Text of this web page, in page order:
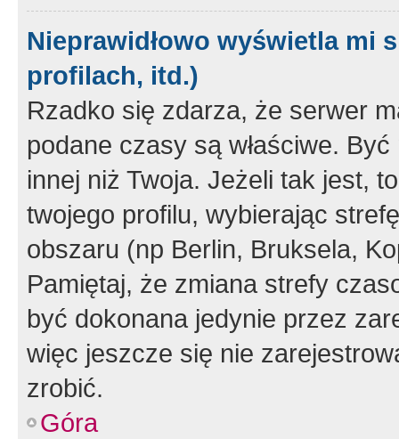
Nieprawidłowo wyświetla mi
profilach, itd.)
Rzadko się zdarza, że serwer
podane czasy są właściwe.
innej niż Twoja. Jeżeli tak jest,
twojego profilu, wybierając
obszaru (np Berlin, Bruksela,
Pamiętaj, że zmiana strefy
być dokonana jedynie przez
więc jeszcze się nie
zrobić.
Góra